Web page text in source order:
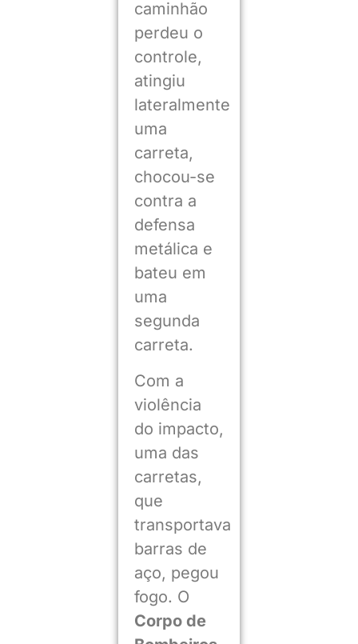
caminhão
perdeu o
controle,
atingiu
lateralmente
uma
carreta,
chocou-se
contra a
defensa
metálica e
bateu em
uma
segunda
carreta.
Com a
violência
do impacto,
uma das
carretas,
que
transportava
barras de
aço, pegou
fogo. O
Corpo de